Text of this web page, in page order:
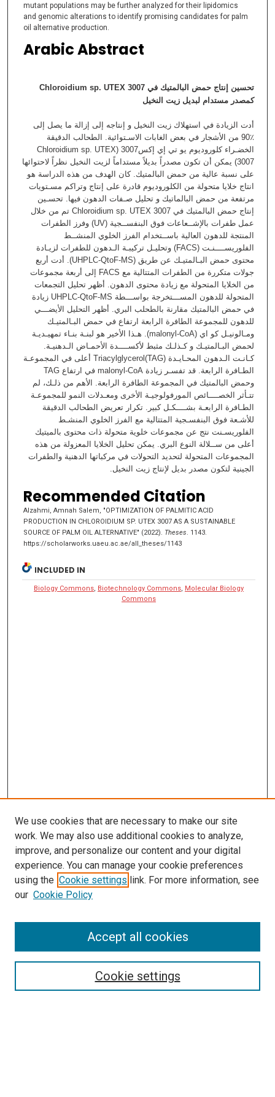
mutant populations may be further analyzed for their lipidomics
and genomic alterations to identify promising candidates for palm
oil alternative production.
Arabic Abstract
تحسین إنتاج حمض البالمتیك فيChloroidium sp. UTEX 3007
كمصدر مستدام لبديل زيت النخيل
أدت الزیادة في استھلاك زیت النخیل و إنتاجه إلى إزالة ما یصل إلى
٪90 من الأشجار في بعض الغابات الاسـتوائیة. الطحالب الدقیقة
الخضـراء كلورودیوم یو تي إي إكس3007 (Chloroidium sp. UTEX
3007) يمكن أن تكون مصدراً بديلاً مستداماً لزيت النخيل نظراً لاحتوائها
على نسبة عالية من حمض البالمتيك. كان الھدف من هذه الدراسة ھو
انتاج خلایا متحولة من الكلورودیوم قادرة على إنتاج وتراكم مسـتویات
مرتفعة من حمض البالماتیك و تحلیل صـفات الدھون فیھا. تحسـین
إنتاج حمض البالمتیك في Chloroidium sp. UTEX 3007 تم من خلال
عمل طفرات بالإشــعاعات فوق البنفســجیة (UV) وفرز الطفرات
المنتجة للدھون العالیة باســتخدام الفرز الخلوي المنشــط
الفلوریســــنـت (FACS) وتحلیـل تركیبـة الـدھون للطفرات لزیـادة
محتوى حمض البـالمتیـك عن طریق (UHPLC-QtoF-MS). أدت أربع
جولات متكررة من الطفرات المتتالیة مع FACS إلى أربعة مجموعات
من الخلایا المتحولة مع زیادة محتوى الدھون. أظھر تحلیل التجمعات
المتحولة للدھون المســـتخرجة بواســـطة UHPLC-QtoF-MS زیادة
في حمض البالمتیك مقارنة بالطحلب البري. أظھر التحلیل الأیضـــي
للدھون للمجموعة الطافرة الرابعة ارتفاع في حمض البـالمتیـك
ومـالونیـل كو اي (malonyl-CoA). ھـذا الأخیر ھو لبنـة بنـاء تمھیـدیـة
لحمض البـالمتیـك و كـذلـك مثبط لأكســــدة الأحمـاض الـدھنیـة.
كـانـت الـدھون المحـایـدة (TAG)Triacylglycerol أعلى في المجموعـة
الطـافرة الرابعة. قد تفسـر زیادة malonyl-CoA في ارتفاع TAG
وحمض البالمتیك في المجموعة الطافرة الرابعة. الأھم من ذلـك، لم
تتـأثر الخصــــائص المورفولوجیـة الأخرى ومعـدلات النمو للمجموعـة
الطـافرة الرابعـة بشــــكـل كبیر. تكرار تعریض الطحالب الدقیقة
للأشـعة فوق البنفسـجیة المتتالیة مع الفرز الخلوي المنشـط
الفلوریسـنت نتج عن مجموعات خلویة متحولة ذات محتوى بالمیتیك
أعلى من ســلالة النوع البري. یمكن تحلیل الخلایا المعزولة من ھذه
المجموعات المتحولة لتحدید التحولات في مركباتھا الدھنیة والطفرات
الجینیة لتكون مصدر بدیل لإنتاج زیت النخیل.
Recommended Citation
Alzahmi, Amnah Salem, "OPTIMIZATION OF PALMITIC ACID
PRODUCTION IN CHLOROIDIUM SP. UTEX 3007 AS A SUSTAINABLE
SOURCE OF PALM OIL ALTERNATIVE" (2022). Theses. 1143.
https://scholarworks.uaeu.ac.ae/all_theses/1143
INCLUDED IN
Biology Commons, Biotechnology Commons, Molecular Biology
Commons
We use cookies that are necessary to make our site
work. We may also use additional cookies to analyze,
improve, and personalize our content and your digital
experience. You can manage your cookie preferences
using the Cookie settings link. For more information, see
our Cookie Policy
Cookie settings
Accept all cookies